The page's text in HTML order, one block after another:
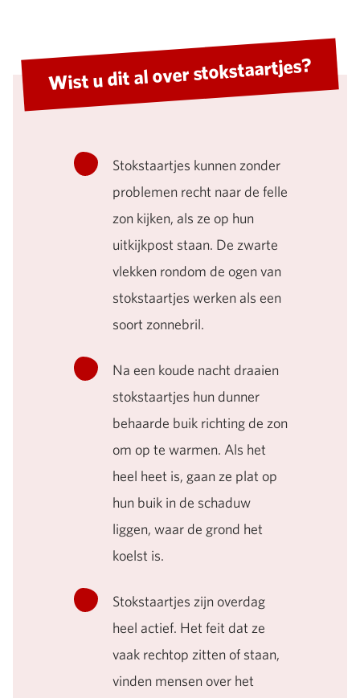
Wist u dit al over stokstaartjes?
Stokstaartjes kunnen zonder
problemen recht naar de felle
zon kijken, als ze op hun
uitkijkpost staan. De zwarte
vlekken rondom de ogen van
stokstaartjes werken als een
soort zonnebril.
Na een koude nacht draaien
stokstaartjes hun dunner
behaarde buik richting de zon
om op te warmen. Als het
heel heet is, gaan ze plat op
hun buik in de schaduw
liggen, waar de grond het
koelst is.
Stokstaartjes zijn overdag
heel actief. Het feit dat ze
vaak rechtop zitten of staan,
vinden mensen over het